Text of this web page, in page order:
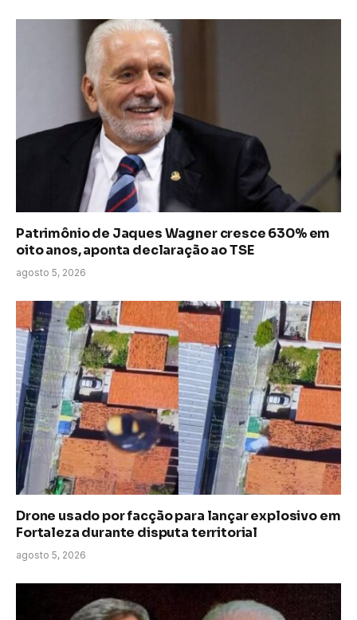
Patrimônio de Jaques Wagner cresce 630% em
oito anos, aponta declaração ao TSE
agosto 5, 2026
Drone usado por facção para lançar explosivo em
Fortaleza durante disputa territorial
agosto 5, 2026